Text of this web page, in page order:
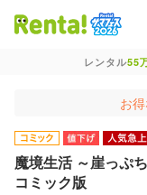
レンタル55
お
魔境生活 ～崖っぷ
コミック版